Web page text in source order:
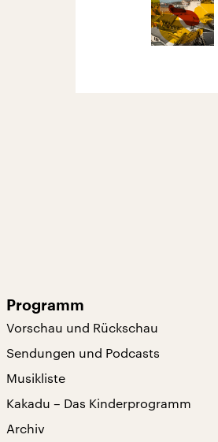
Programm
Vorschau und Rückschau
Sendungen und Podcasts
Musikliste
Kakadu – Das Kinderprogramm
Archiv